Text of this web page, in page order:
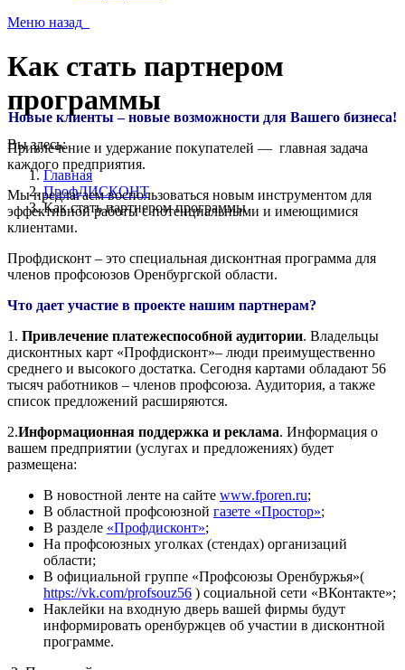
Меню назад
Как стать партнером
программы
Вы здесь:
Главная
ПрофДИСКОНТ
Как стать партнером программы
Новые клиенты – новые возможности для Вашего бизнеса!
Привлечение и удержание покупателей — главная задача
каждого предприятия.
Мы предлагаем воспользоваться новым инструментом для
эффективной работы с потенциальными и имеющимися
клиентами.
Профдисконт – это специальная дисконтная программа для
членов профсоюзов Оренбургской области.
Что дает участие в проекте нашим партнерам?
1. Привлечение платежеспособной аудитории. Владельцы
дисконтных карт «Профдисконт»– люди преимущественно
среднего и высокого достатка. Сегодня картами обладают 56
тысяч работников – членов профсоюза. Аудитория, а также
список предложений расширяются.
2.Информационная поддержка и реклама. Информация о
вашем предприятии (услугах и предложениях) будет
размещена:
В новостной ленте на сайте www.fporen.ru;
В областной профсоюзной газете «Простор»;
В разделе «Профдисконт»;
На профсоюзных уголках (стендах) организаций
области;
В официальной группе «Профсоюзы Оренбуржья»(
https://vk.com/profsouz56 ) социальной сети «ВКонтакте»;
Наклейки на входную дверь вашей фирмы будут
информировать оренбуржцев об участии в дисконтной
программе.